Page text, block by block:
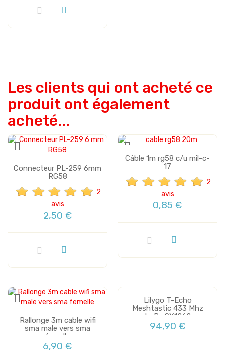
Les clients qui ont acheté ce
produit ont également
acheté...
Connecteur PL-259 6mm
RG58
2
avis
2,50 €
Câble 1m rg58 c/u mil-c-
17
2
avis
0,85 €
Rallonge 3m cable wifi
sma male vers sma
femelle
6,90 €
Lilygo T-Echo
Meshtastic 433 Mhz
LoRa SX1262
94,90 €